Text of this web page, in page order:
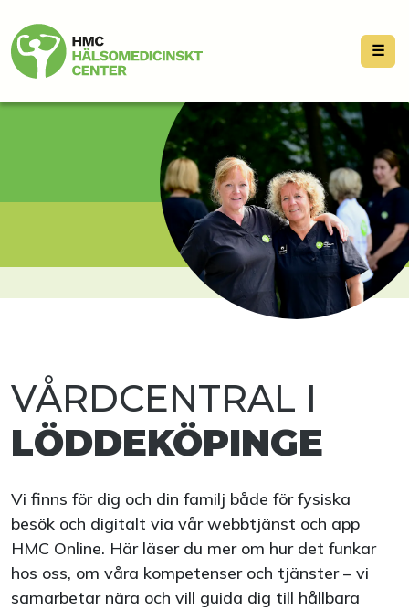
☰
VÅRDCENTRAL I
LÖDDEKÖPINGE
Vi finns för dig och din familj både för fysiska
besök och digitalt via vår webbtjänst och app
HMC Online. Här läser du mer om hur det funkar
hos oss, om våra kompetenser och tjänster – vi
samarbetar nära och vill guida dig till hållbara